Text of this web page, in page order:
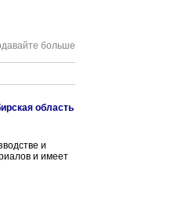
больше
область
и
и имеет